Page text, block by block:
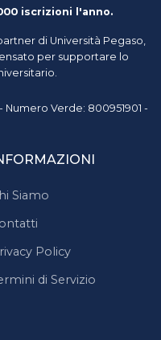
iscrizioni l'anno.
di Università Pegaso,
per supportare lo
Numero Verde: 800951901 -
Siamo
Policy
di Servizio